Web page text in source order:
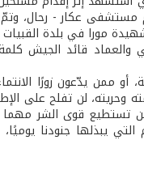
التكريم اللازمة أمام مستشفى
مورا في بلدة
قائد الجيش كلمة
أو ممن يدّعون زورًا
وحريته، لن تفلح على
ولن تستطيع قوى الشر
التي يبذلها جنودنا